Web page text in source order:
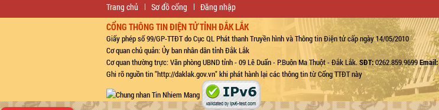
Trang chủ Sơ đồ cổng Đăng nhập
CỔNG THÔNG TIN ĐIỆN TỬ TỈNH ĐẮK LẮK
Giấy phép số 99/GP-TTĐT do Cục QL Phát thanh Truyền hình và Thông tin Điện tử cấp ngày 14/05/2010
Cơ quan chủ quản: Ủy ban nhân dân tỉnh Đắk Lắk
Cơ quan thường trực: Văn phòng UBND tỉnh - 09 Lê Duẩn - P.Buôn Ma Thuột - Đắk Lắk.SĐT:0262.859.9699Email:
Ghi rõ nguồn tin "http://daklak.gov.vn" khi phát hành lại các thông tin từ Cổng TTĐT này